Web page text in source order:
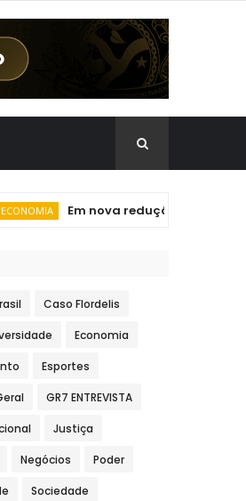
Em nova redução, Copom baixa
Caso Flordelis
Economia
Esportes
GR7 ENTREVISTA
Justiça
Negócios Poder
Sociedade